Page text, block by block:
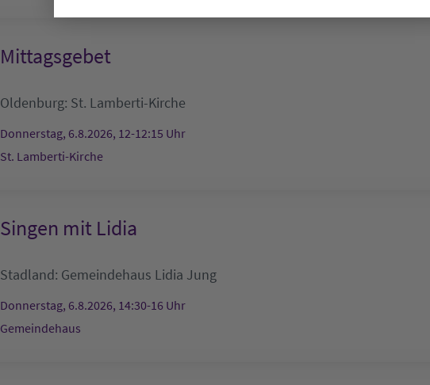
Mittagsgebet
Oldenburg: St. Lamberti-Kirche
Donnerstag, 6.8.2026, 12-12:15 Uhr
St. Lamberti-Kirche
Singen mit Lidia
Stadland: Gemeindehaus Lidia Jung
Donnerstag, 6.8.2026, 14:30-16 Uhr
Gemeindehaus